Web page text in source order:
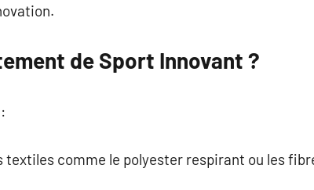
de Sport Innovant ?
textiles comme le polyester respirant ou les